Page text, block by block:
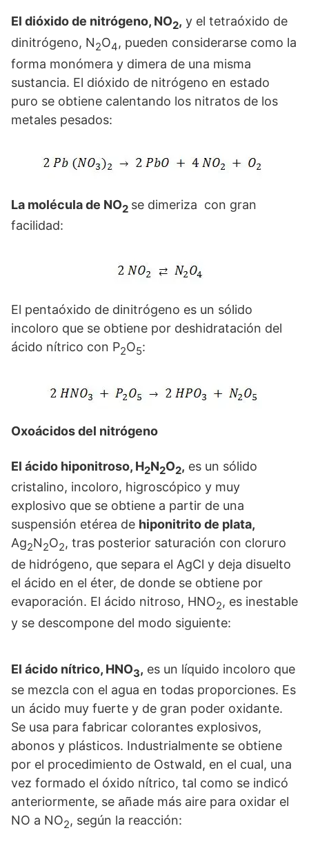
El dióxido de nitrógeno, NO2, y el tetraóxido de
dinitrógeno, N2O4, pueden considerarse como la
forma monómera y dimera de una misma
sustancia. El dióxido de nitrógeno en estado
puro se obtiene calentando los nitratos de los
metales pesados:
La molécula de NO2 se dimeriza con gran
facilidad:
El pentaóxido de dinitrógeno es un sólido
incoloro que se obtiene por deshidratación del
ácido nítrico con P2O5:
Oxoácidos del nitrógeno
El ácido hiponitroso, H2N2O2, es un sólido
cristalino, incoloro, higroscópico y muy
explosivo que se obtiene a partir de una
suspensión etérea de hiponitrito de plata,
Ag2N2O2, tras posterior saturación con cloruro
de hidrógeno, que separa el AgCl y deja disuelto
el ácido en el éter, de donde se obtiene por
evaporación. El ácido nitroso, HNO2, es inestable
y se descompone del modo siguiente:
El ácido nítrico, HNO3, es un líquido incoloro que
se mezcla con el agua en todas proporciones. Es
un ácido muy fuerte y de gran poder oxidante.
Se usa para fabricar colorantes explosivos,
abonos y plásticos. Industrialmente se obtiene
por el procedimiento de Ostwald, en el cual, una
vez formado el óxido nítrico, tal como se indicó
anteriormente, se añade más aire para oxidar el
NO a NO2, según la reacción: